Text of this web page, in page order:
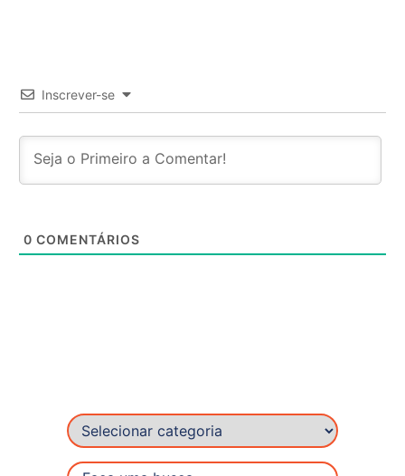
Inscrever-se
0 COMENTÁRIOS